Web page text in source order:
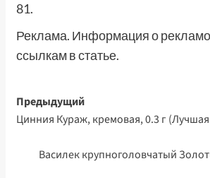
81.
Реклама. Информация о
ссылкам в статье.
Навигация
записи
Предыдущий
Цинния Кураж, кремовая, 0.3 г
Василек крупноголовчатый